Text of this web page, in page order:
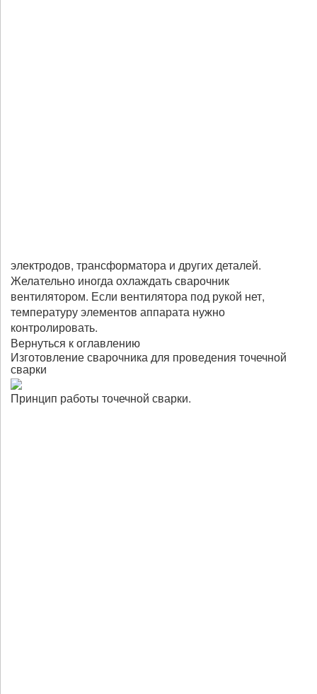
электродов, трансформатора и других деталей.
Желательно иногда охлаждать сварочник
вентилятором. Если вентилятора под рукой нет,
температуру элементов аппарата нужно
контролировать.
Вернуться к оглавлению
Изготовление сварочника для проведения точечной
сварки
Принцип работы точечной сварки.